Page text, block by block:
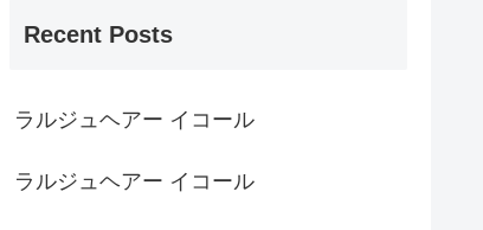
Recent Posts
ラルジュヘアー イコール
ラルジュヘアー イコール